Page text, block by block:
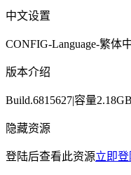
中文设置
CONFIG-Language-繁体
版本介绍
Build.6815627|容量
隐藏资源
登陆后查看此资源立即